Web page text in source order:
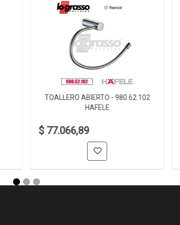
TOALLERO ABIERTO - 980.62.102
HAFELE
$ 77.066,89